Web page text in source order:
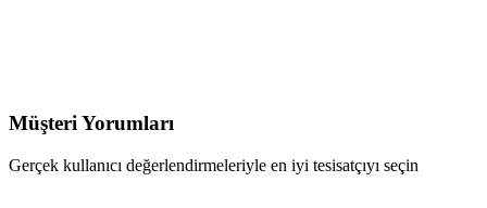
Müşteri Yorumları
Gerçek kullanıcı değerlendirmeleriyle en iyi tesisatçıyı seçin